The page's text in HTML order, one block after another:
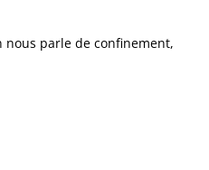
parle de confinement,